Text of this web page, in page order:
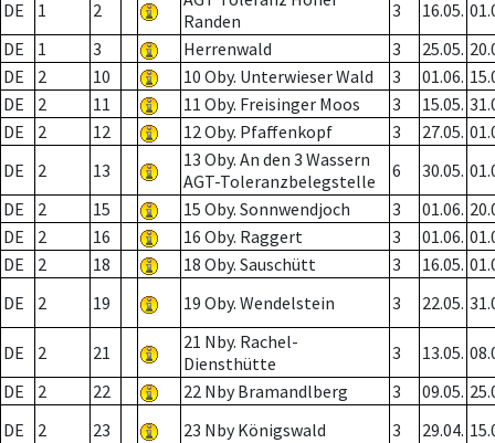
DE
1 2
Randen
3 16.05.
DE
1 3 Herrenwald 3 25.05.
DE
2 10 10 Oby. Unterwieser Wald 3 01.06.
DE
2 11 11 Oby. Freisinger Moos 3 15.05.
DE
2 12 12 Oby. Pfaffenkopf 3 27.05.
DE
2 13
13 Oby. An den 3 Wassern
AGT-Toleranzbelegstelle
6 30.05.
DE
2 15 15 Oby. Sonnwendjoch 3 01.06.
DE
2 16 16 Oby. Raggert 3 01.06.
DE
2 18 18 Oby. Sauschütt 3 16.05.
DE
2 19 19 Oby. Wendelstein 3 22.05.
DE 2 21
21 Nby. Rachel-
Diensthütte
3 13.05.
DE
2 22 22 Nby Bramandlberg 3 09.05.
DE
2 23 23 Nby Königswald 3 29.04.